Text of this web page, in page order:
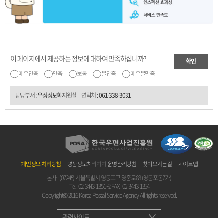
이 페이지에서 제공하는 정보에 대하여 만족하십니까?
매우만족 만족 보통 불만족 매우불만족
확인
담당부서: 우정정보화지원실 연락처:061-338-3031
개인정보 처리방침 영상정보처리기기 운영관리방침 찾아오시는길
사이트맵
본사 : (07245) 서울특별시 영등포구 영중로83 (영등포동7가)
Tel :02-3443-1351~2FAX : 02-3443-1354
Copyright© 2016 Korea Postal Service Agency All rights reserved.